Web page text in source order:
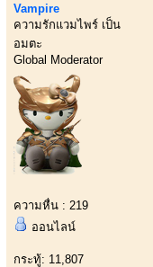
Vampire
ความรักแวมไพร์ เป็น
อมตะ
Global Moderator
ความหื่น : 219
ออนไลน์
กระทู้: 11,807